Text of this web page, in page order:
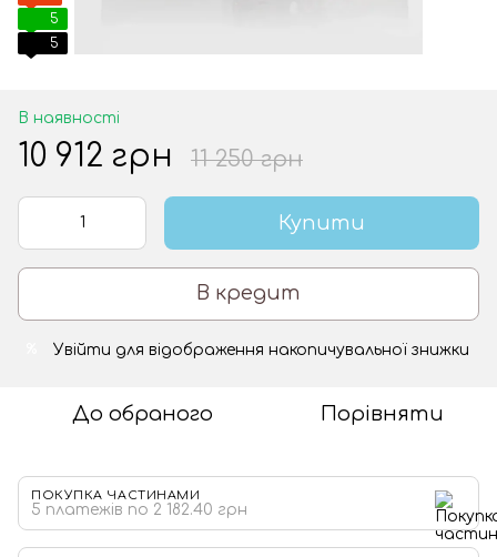
5
5
В наявності
10 912 грн 11 250 грн
Купити
В кредит
Увійти для відображення накопичувальної знижки
До обраного Порівняти
ПОКУПКА ЧАСТИНАМИ
5 платежів по 2 182.40 грн